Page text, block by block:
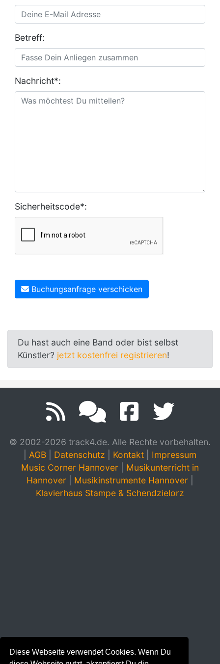
Diese Webseite verwendet Cookies. Wenn Du
Betreff:
Nachricht*:
Sicherheitscode*:
Buchungsanfrage verschicken
Du hast auch eine Band oder bist selbst
Künstler? jetzt kostenfrei registrieren!
© 2002-2026 track4.de. Alle Rechte vorbehalten.
AGB Datenschutz Kontakt
Impressum
Music Corner Hannover
Musikunterricht in
Hannover
Musikinstrumente Hannover
Klavierhaus Stampe & Schendzielorz